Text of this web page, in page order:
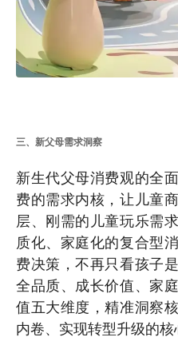
三、新父母需求洞察
新生代父母消费观的全
费的需求内核，让儿童
层、刚需的儿童玩乐需
质化、家庭化的复合型
费决策，不再只看孩子
全品质、成长价值、家
值五大维度，精准洞察
内卷、实现转型升级的核